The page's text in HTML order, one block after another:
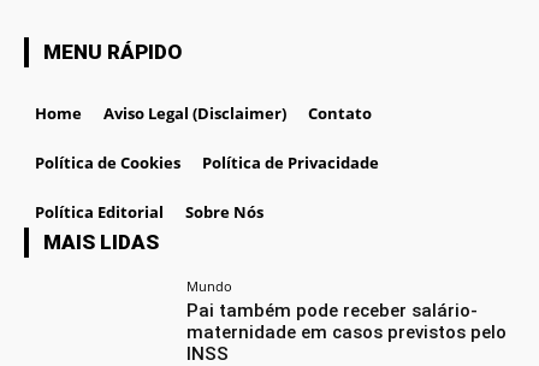
MENU RÁPIDO
Home Aviso Legal (Disclaimer) Contato
Política de Cookies Política de Privacidade
Política Editorial Sobre Nós
MAIS LIDAS
Mundo
Pai também pode receber salário-
maternidade em casos previstos pelo
INSS